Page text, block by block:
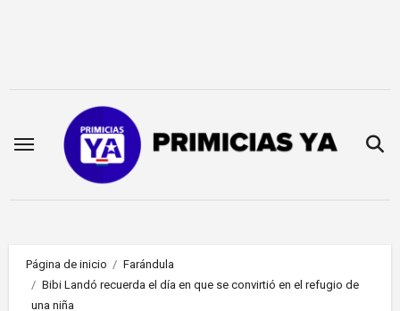
Página de inicio
Farándula
Bibi Landó recuerda el día en que se convirtió en el refugio de
una niña